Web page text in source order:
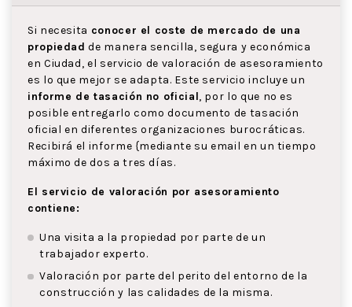
Si necesita conocer el coste de mercado de una
propiedad de manera sencilla, segura y económica
en Ciudad, el servicio de valoración de asesoramiento
es lo que mejor se adapta. Este servicio incluye un
informe de tasación no oficial, por lo que no es
posible entregarlo como documento de tasación
oficial en diferentes organizaciones burocráticas.
Recibirá el informe {mediante su email en un tiempo
máximo de dos a tres días.
El servicio de valoración por asesoramiento
contiene:
Una visita a la propiedad por parte de un
trabajador experto.
Valoración por parte del perito del entorno de la
construcción y las calidades de la misma.